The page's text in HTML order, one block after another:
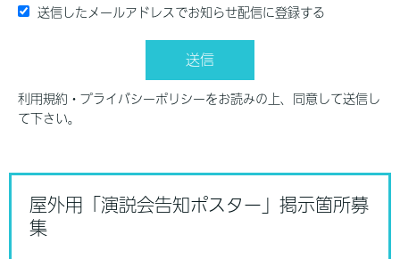
送信したメールアドレスでお知らせ配信に登録する
送信
利用規約・プライバシーポリシーをお読みの上、同意して送信し
て下さい。
屋外用「演説会告知ポスター」掲示箇所募
集